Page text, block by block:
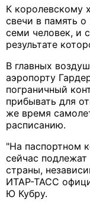
К королевскому
свечи в память
семи человек, и
результате
В главных
аэропорту
пограничный
прибывать для
же время
расписанию.
"На паспортном
сейчас
страны,
ИТАР-ТАСС
Ю Кубру.